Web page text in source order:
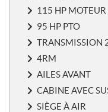
115 HP MOTEUR
95 HP PTO
TRANSMISSION
4RM
AILES AVANT
CABINE AVEC
SIÈGE À AIR